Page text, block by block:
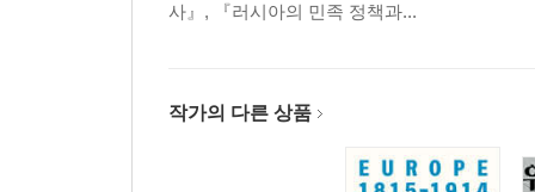
사』, 『러시아의 민족 정책과...
작가의 다른 상품